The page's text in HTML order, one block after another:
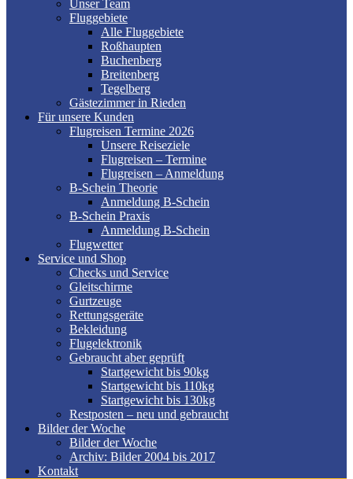
Unser Team
Fluggebiete
Alle Fluggebiete
Roßhaupten
Buchenberg
Breitenberg
Tegelberg
Gästezimmer in Rieden
Für unsere Kunden
Flugreisen Termine 2026
Unsere Reiseziele
Flugreisen – Termine
Flugreisen – Anmeldung
B-Schein Theorie
Anmeldung B-Schein
B-Schein Praxis
Anmeldung B-Schein
Flugwetter
Service und Shop
Checks und Service
Gleitschirme
Gurtzeuge
Rettungsgeräte
Bekleidung
Flugelektronik
Gebraucht aber geprüft
Startgewicht bis 90kg
Startgewicht bis 110kg
Startgewicht bis 130kg
Restposten – neu und gebraucht
Bilder der Woche
Bilder der Woche
Archiv: Bilder 2004 bis 2017
Kontakt